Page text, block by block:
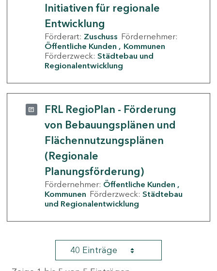
Initiativen für regionale
Entwicklung
Förderart: Zuschuss Fördernehmer:
Öffentliche Kunden
Kommunen
Förderzweck: Städtebau und
Regionalentwicklung
FRL RegioPlan - Förderung
von Bebauungsplänen und
Flächennutzungsplänen
(Regionale
Planungsförderung)
Fördernehmer: Öffentliche Kunden
Kommunen Förderzweck: Städtebau
und Regionalentwicklung
40 Einträge